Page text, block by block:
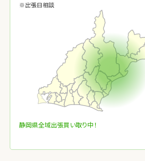
※出張日相談
静岡県全域出張買い取り中！